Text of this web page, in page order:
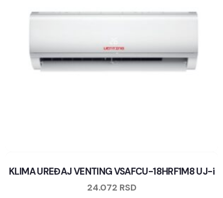
KLIMA UREĐAJ VENTING VSAFCU-18HRF1M8 UJ-i
24.072 RSD